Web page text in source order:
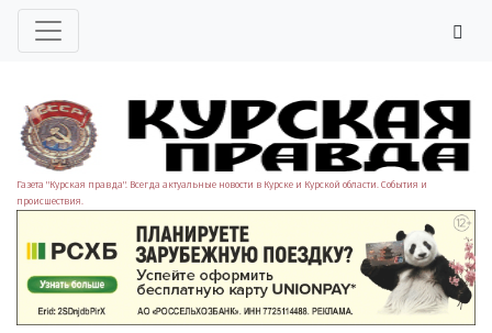
Газета "Курская правда". Всегда актуальные новости в Курске и Курской области. События и
происшествия.